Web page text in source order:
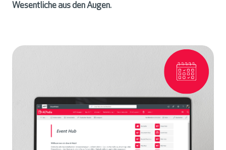
Wesentliche aus den Augen.